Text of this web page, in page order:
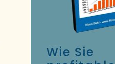
Wie Sie